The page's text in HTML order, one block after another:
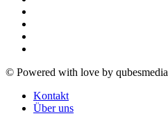
© Powered with love by qubesmedia
Kontakt
Über uns